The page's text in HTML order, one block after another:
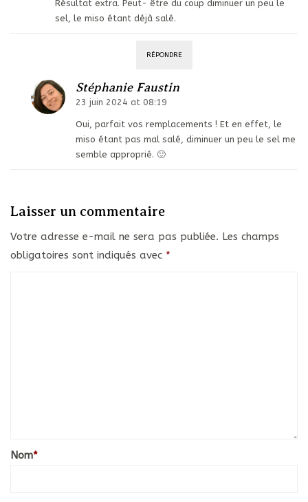
Résultat extra. Peut- être du coup diminuer un peu le
sel, le miso étant déjà salé.
RÉPONDRE
Stéphanie Faustin
23 juin 2024 at 08:19
Oui, parfait vos remplacements ! Et en effet, le
miso étant pas mal salé, diminuer un peu le sel me
semble approprié. 🙂
Laisser un commentaire
Votre adresse e-mail ne sera pas publiée. Les champs
obligatoires sont indiqués avec *
Nom*